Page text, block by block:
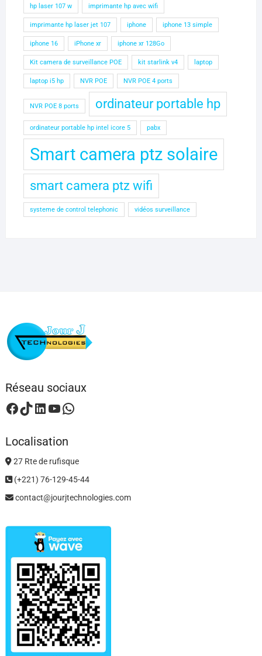
hp laser 107 w imprimante hp avec wifi
imprimante hp laser jet 107 iphone iphone 13 simple
iphone 16 iPhone xr iphone xr 128Go
Kit camera de surveillance POE kit starlink v4 laptop
laptop i5 hp NVR POE NVR POE 4 ports
NVR POE 8 ports ordinateur portable hp
ordinateur portable hp intel icore 5 pabx
Smart camera ptz solaire
smart camera ptz wifi
systeme de control telephonic vidéos surveillance
Réseau sociaux
Facebook
TikTok
LinkedIn
YouTube
WhatsApp
Localisation
27 Rte de rufisque
(+221) 76-129-45-44
contact@jourjtechnologies.com